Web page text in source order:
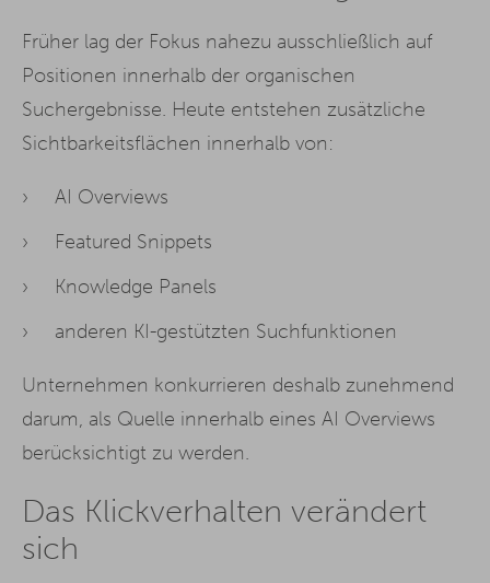
Früher lag der Fokus nahezu ausschließlich auf
Positionen innerhalb der organischen
Suchergebnisse. Heute entstehen zusätzliche
Sichtbarkeitsflächen innerhalb von:
AI Overviews
Featured Snippets
Knowledge Panels
anderen KI-gestützten Suchfunktionen
Unternehmen konkurrieren deshalb zunehmend
darum, als Quelle innerhalb eines AI Overviews
berücksichtigt zu werden.
Das Klickverhalten verändert
sich